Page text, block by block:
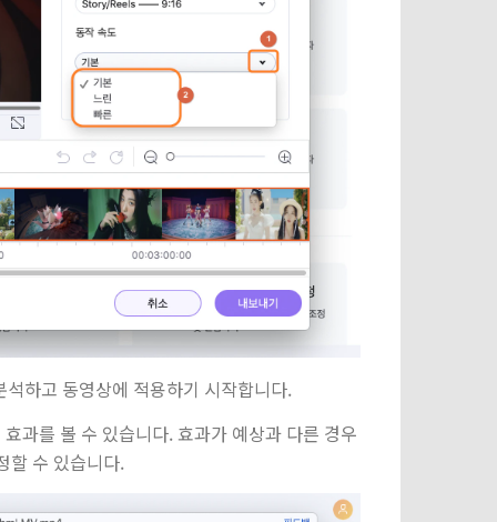
하고 동영상에 적용하기 시작합니다.
과를 볼 수 있습니다. 효과가 예상과 다른 경우
할 수 있습니다.